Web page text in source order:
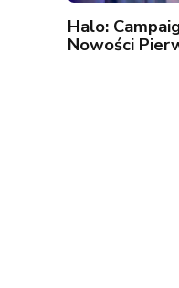
Halo:
Nowości